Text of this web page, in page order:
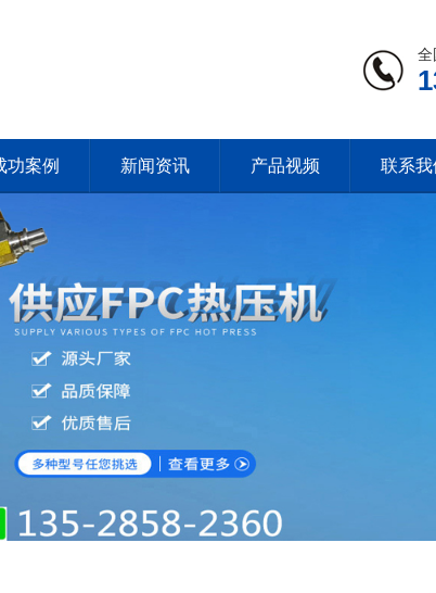
全
功案例 新闻资讯 产品视频 联系我